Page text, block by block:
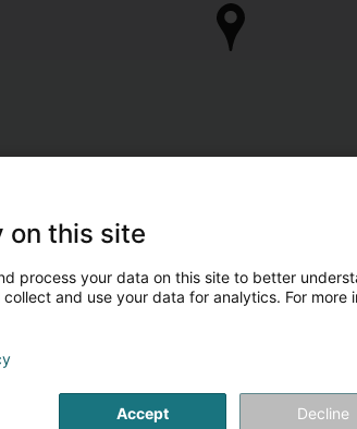
on this site
process your data on this site to better
and use your data for analytics. For more
Accept Decline